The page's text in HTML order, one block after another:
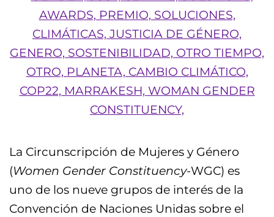
La Circunscripción de Mujeres y Género
(Women Gender Constituency-WGC) es
uno de los nueve grupos de interés de la
Convención de Naciones Unidas sobre el